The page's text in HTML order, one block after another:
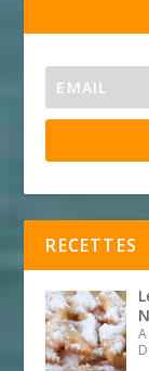
RECETTES